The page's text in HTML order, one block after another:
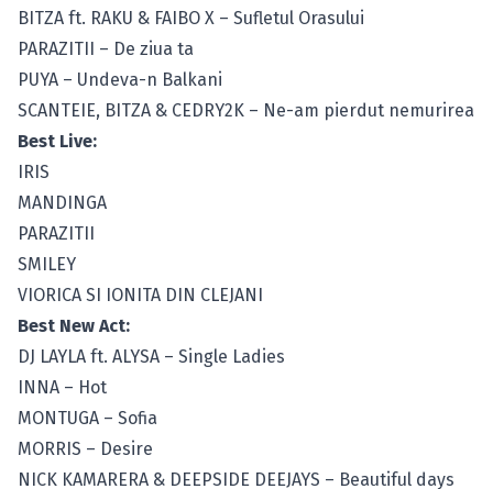
BITZA ft. RAKU & FAIBO X – Sufletul Orasului
PARAZITII – De ziua ta
PUYA – Undeva-n Balkani
SCANTEIE, BITZA & CEDRY2K – Ne-am pierdut nemurirea
Best Live:
IRIS
MANDINGA
PARAZITII
SMILEY
VIORICA SI IONITA DIN CLEJANI
Best New Act:
DJ LAYLA ft. ALYSA – Single Ladies
INNA – Hot
MONTUGA – Sofia
MORRIS – Desire
NICK KAMARERA & DEEPSIDE DEEJAYS – Beautiful days